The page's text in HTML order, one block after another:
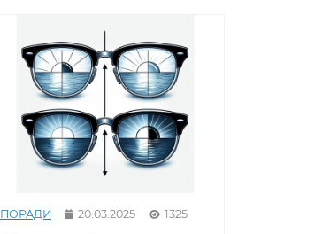
ПОРАДИ 20.03.2025 1325